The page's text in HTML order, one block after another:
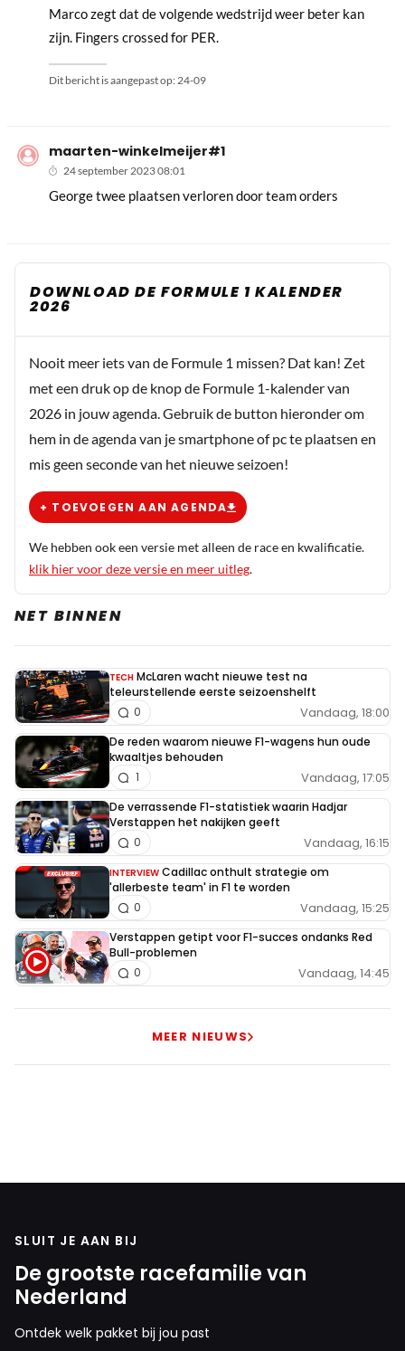
Marco zegt dat de volgende wedstrijd weer beter kan
zijn. Fingers crossed for PER.
Dit bericht is aangepast op:24-09
maarten-winkelmeijer#1
24 september 2023 08:01
George twee plaatsen verloren door team orders
DOWNLOAD DE FORMULE 1 KALENDER
2026
Nooit meer iets van de Formule 1 missen? Dat kan! Zet
met een druk op de knop de Formule 1-kalender van
2026 in jouw agenda. Gebruik de button hieronder om
hem in de agenda van je smartphone of pc te plaatsen en
mis geen seconde van het nieuwe seizoen!
+ TOEVOEGEN AAN AGENDA
We hebben ook een versie met alleen de race en kwalificatie.
klik hier voor deze versie en meer uitleg.
NET BINNEN
TECH McLaren wacht nieuwe test na
teleurstellende eerste seizoenshelft
Vandaag, 18:00
0
De reden waarom nieuwe F1-wagens hun oude
kwaaltjes behouden
Vandaag, 17:05
1
De verrassende F1-statistiek waarin Hadjar
Verstappen het nakijken geeft
Vandaag, 16:15
0
INTERVIEW Cadillac onthult strategie om
'allerbeste team' in F1 te worden
Vandaag, 15:25
0
Verstappen getipt voor F1-succes ondanks Red
Bull-problemen
Vandaag, 14:45
0
MEER NIEUWS
SLUIT JE AAN BIJ
De grootste racefamilie van
Nederland
Ontdek welk pakket bij jou past